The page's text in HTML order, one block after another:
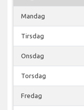
Mandag
Tirsdag
Onsdag
Torsdag
Fredag